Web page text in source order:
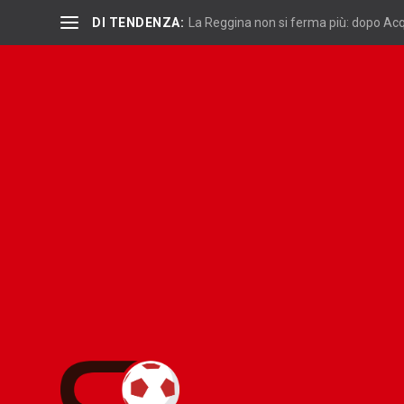
DI TENDENZA: La Reggina non si ferma più: dopo